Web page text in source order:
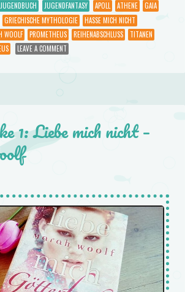
JUGENDBUCH JUGENDFANTASY APOLL ATHENE
GAIA
GRIECHISCHE MYTHOLOGIE
HASSE MICH NICHT
WOOLF PROMETHEUS REIHENABSCHLUSS
TITANEN
LEAVE A COMMENT
1: Liebe mich nicht –